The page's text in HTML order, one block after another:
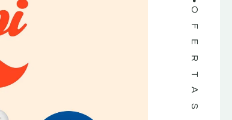
OFERTAS